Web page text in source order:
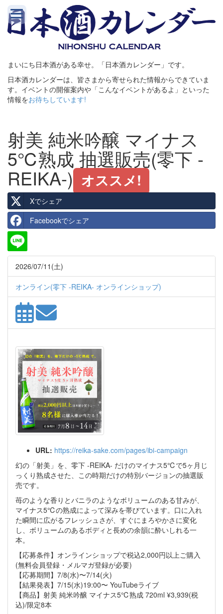
まいにち日本酒がある幸せ。「日本酒カレンダー」です。
日本酒カレンダーは、皆さまから寄せられた情報からできていま
す。イベントの開催案内や「こんなイベントがあるよ」といった
情報をお待ちしています!
射美 純米吟醸 マイナス
5℃熟成 抽選販売(零下 -
REIKA-) オススメ!
Xでシェア
Facebookでシェア
2026/07/11(土)
オンライン(零下 -REIKA- オンラインショップ)
URL: https://reika-sake.com/pages/ibi-campaign
幻の「射美」を、零下 -REIKA- だけのマイナス5℃で5ヶ月じ
っくり熟成させた、この時期だけの特別バージョンの抽選販
売です。
苺のような香りとバニラのようなボリュームのある甘みが、
マイナス5℃の熟成によって深みを帯びています。口に入れ
た瞬間に広がるフレッシュさが、すぐにまろやかさに変化
し、ボリュームのあるボディと長めの余韻に酔いしれる一
本。
【応募条件】オンラインショップで税込2,000円以上ご購入
(無料会員登録・メルマガ登録が必要)
【応募期間】7/8(水)〜7/14(火)
【結果発表】7/15(水)19:00〜 YouTubeライブ
【商品】射美 純米吟醸 マイナス5℃熟成 720ml ¥3,939(税
込)/限定8本